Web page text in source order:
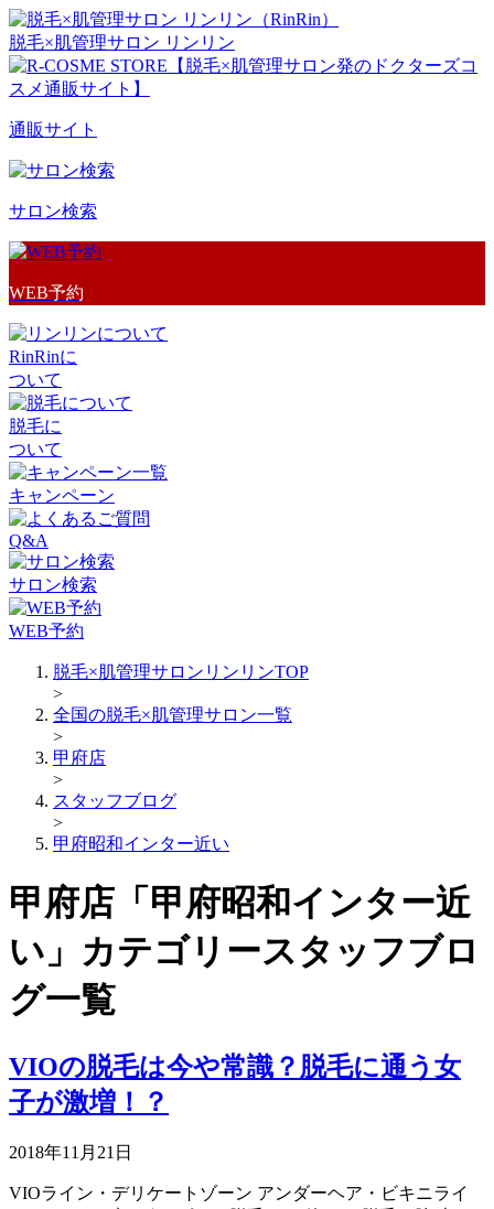
脱毛×肌管理サロン リンリン
通販サイト
サロン検索
WEB予約
RinRinに
ついて
脱毛に
ついて
キャンペーン
Q&A
サロン検索
WEB予約
脱毛×肌管理サロンリンリンTOP
>
全国の脱毛×肌管理サロン一覧
>
甲府店
>
スタッフブログ
>
甲府昭和インター近い
甲府店「甲府昭和インター近
い」カテゴリースタッフブロ
グ一覧
VIOの脱毛は今や常識？脱毛に通う女
子が激増！？
2018年11月21日
VIOライン・デリケートゾーン アンダーヘア・ビキニライ